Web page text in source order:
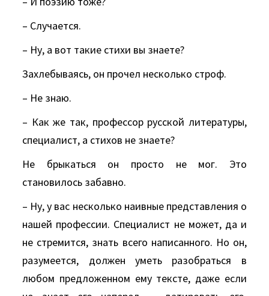
– Случается.
– Ну, а вот такие стихи вы знаете?
Захлебываясь, он прочел несколько строф.
– Не знаю.
– Как же так, профессор русской литературы,
специалист, а стихов не знаете?
Не брыкаться он просто не мог. Это
становилось забавно.
– Ну, у вас несколько наивные представления о
нашей профессии. Специалист не может, да и
не стремится, знать всего написанного. Но он,
разумеется, должен уметь разобраться в
любом предложенном ему тексте, даже если